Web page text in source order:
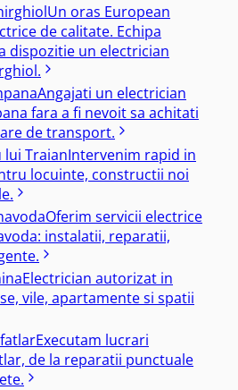
Un oras European
de calitate. Echipa
dispozitie un electrician
Angajati un electrician
fara a fi nevoit sa achitati
de transport.
lui TraianIntervenim rapid in
locuinte, constructii noi
Oferim servicii electrice
instalatii, reparatii,
Electrician autorizat in
vile, apartamente si spatii
Executam lucrari
de la reparatii punctuale